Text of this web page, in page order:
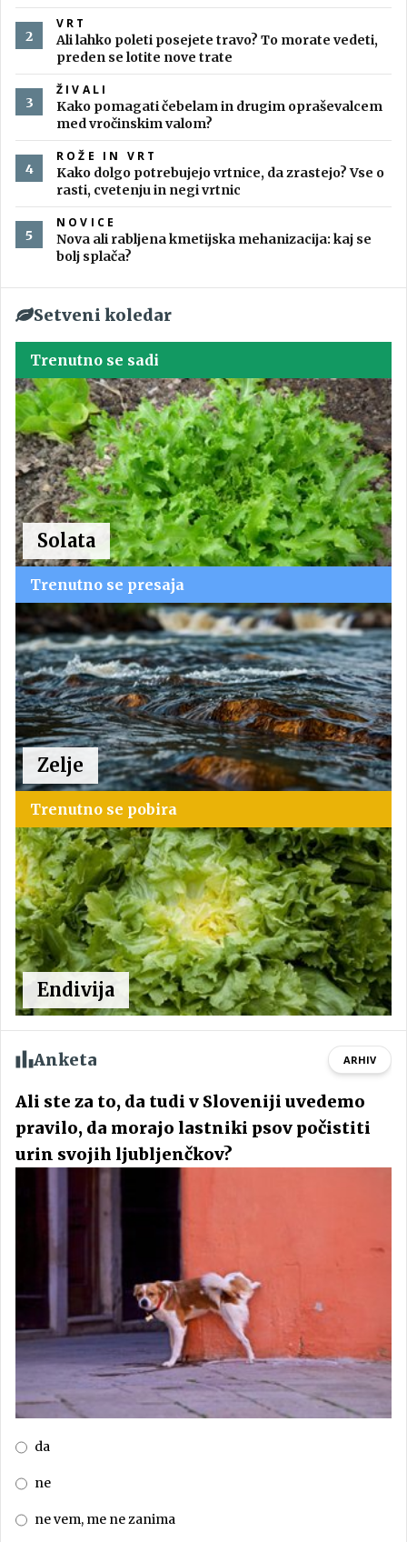
VRT
Ali lahko poleti posejete travo? To morate vedeti,
preden se lotite nove trate
ŽIVALI
Kako pomagati čebelam in drugim opraševalcem
med vročinskim valom?
ROŽE IN VRT
Kako dolgo potrebujejo vrtnice, da zrastejo? Vse o
rasti, cvetenju in negi vrtnic
NOVICE
Nova ali rabljena kmetijska mehanizacija: kaj se
bolj splača?
Setveni koledar
Trenutno se sadi
Solata
Trenutno se presaja
Zelje
Trenutno se pobira
Endivija
Anketa ARHIV
Ali ste za to, da tudi v Sloveniji uvedemo
pravilo, da morajo lastniki psov počistiti
urin svojih ljubljenčkov?
da
ne
ne vem, me ne zanima